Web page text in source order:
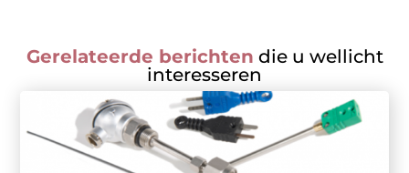
Gerelateerde berichten die u wellicht
interesseren